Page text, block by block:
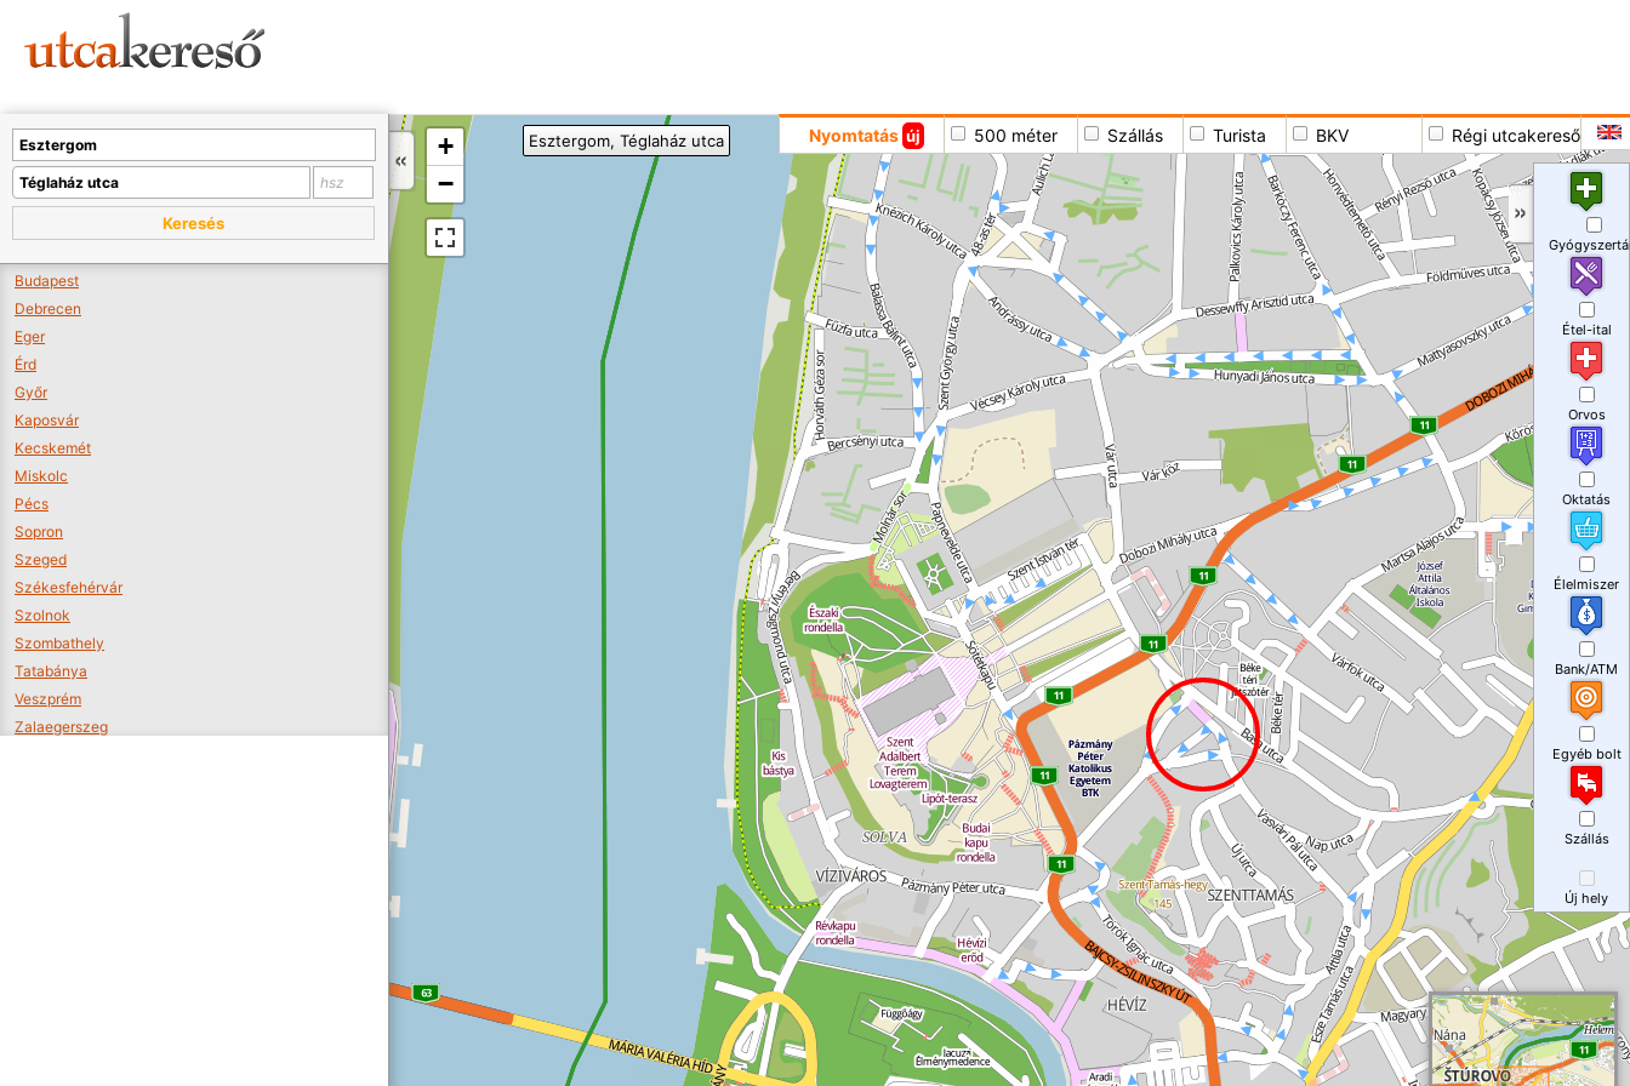
+
−
Nyomtatás új 500 méter Szállás Turista BKV Régi utcakereső
Esztergom, Téglaház utca
Keresés
Budapest
Debrecen
Eger
Érd
Győr
Kaposvár
Kecskemét
Miskolc
Pécs
Sopron
Szeged
Székesfehérvár
Szolnok
Szombathely
Tatabánya
Veszprém
Zalaegerszeg
Étel-ital
Orvos
Oktatás
Élelmiszer
Bank/ATM
Egyéb bolt
Szállás
Új hely
A térképet kicsinyíteni kell, hogy látszódjanak a boltok.
Boltok látszódjanak >>